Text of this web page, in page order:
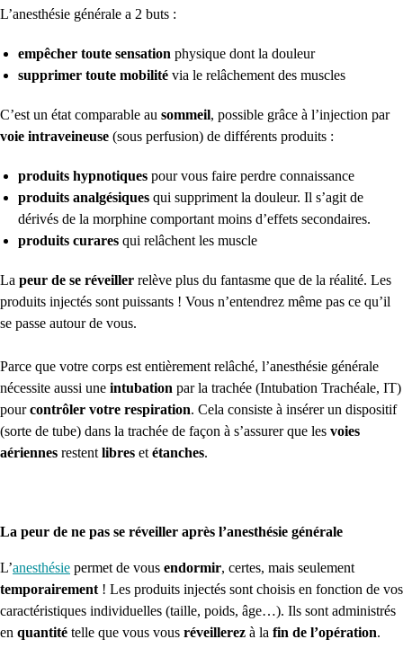
L’anesthésie générale a 2 buts :
empêcher toute sensation physique dont la douleur
supprimer toute mobilité via le relâchement des muscles
C’est un état comparable au sommeil, possible grâce à l’injection par
voie intraveineuse (sous perfusion) de différents produits :
produits hypnotiques pour vous faire perdre connaissance
produits analgésiques qui suppriment la douleur. Il s’agit de
dérivés de la morphine comportant moins d’effets secondaires.
produits curares qui relâchent les muscle
La peur de se réveiller relève plus du fantasme que de la réalité. Les
produits injectés sont puissants ! Vous n’entendrez même pas ce qu’il
se passe autour de vous.
Parce que votre corps est entièrement relâché, l’anesthésie générale
nécessite aussi une intubation par la trachée (Intubation Trachéale, IT)
pourcontrôler votre respiration. Cela consiste à insérer un dispositif
(sorte de tube) dans la trachée de façon à s’assurer que les voies
aériennes restentlibres etétanches.
La peur de ne pas se réveiller après l’anesthésie générale
L’anesthésie permet de vous endormir, certes, mais seulement
temporairement! Les produits injectés sont choisis en fonction de vos
caractéristiques individuelles (taille, poids, âge…). Ils sont administrés
en quantité telle que vous vous réveillerez à la fin de l’opération.